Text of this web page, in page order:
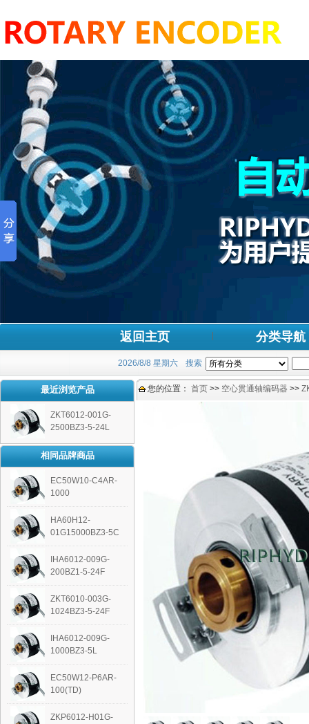
返回主页 分类导航
2026/8/8 星期六 搜索
最近浏览产品
ZKT6012-001G-
2500BZ3-5-24L
相同品牌商品
EC50W10-C4AR-
1000
HA60H12-
01G15000BZ3-5C
IHA6012-009G-
200BZ1-5-24F
ZKT6010-003G-
1024BZ3-5-24F
IHA6012-009G-
1000BZ3-5L
EC50W12-P6AR-
100(TD)
ZKP6012-H01G-
您的位置： 首页 >> 空心贯通轴编码器 >>